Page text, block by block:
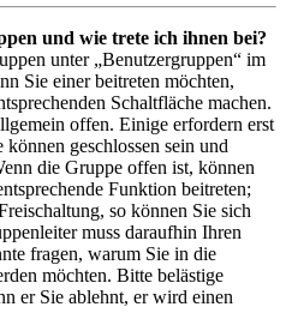
und wie trete ich ihnen bei?
unter „Benutzergruppen“ im
Sie einer beitreten möchten,
Schaltfläche machen.
offen. Einige erfordern erst
können geschlossen sein und
die Gruppe offen ist, können
Funktion beitreten;
so können Sie sich
muss daraufhin Ihren
fragen, warum Sie in die
möchten. Bitte belästige
er Sie ablehnt, er wird einen